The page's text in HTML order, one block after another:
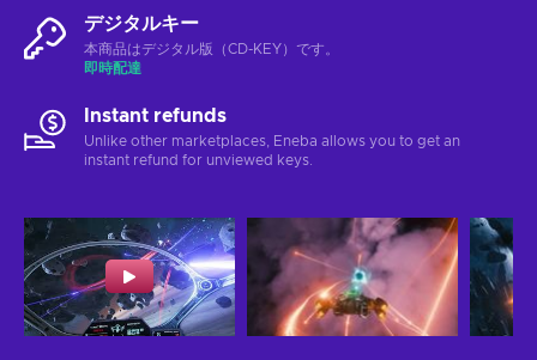
デジタルキー
本商品はデジタル版（CD-KEY）です。
即時配達
Instant refunds
Unlike other marketplaces, Eneba allows you to get an
instant refund for unviewed keys.